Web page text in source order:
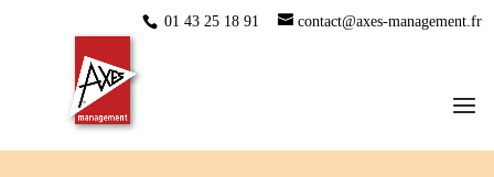
01 43 25 18 91 contact@axes-management.fr